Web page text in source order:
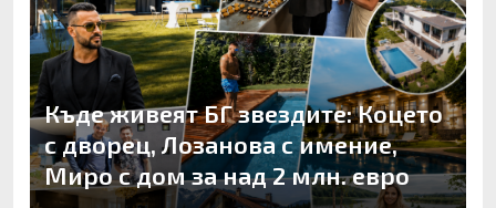
Къде живеят БГ звездите: Коцето
с дворец, Лозанова с имение,
Миро с дом за над 2 млн. евро